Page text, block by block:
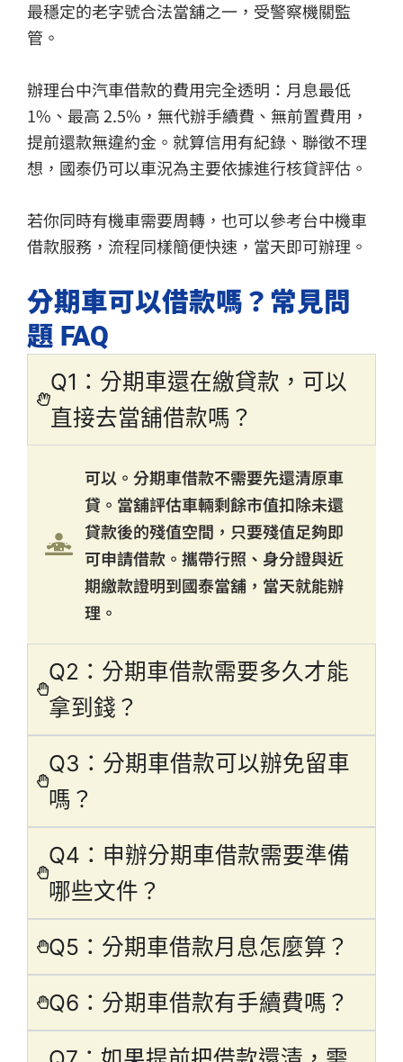
最穩定的老字號合法當舖之一，受警察機關監
管。
辦理台中汽車借款的費用完全透明：月息最低
1%、最高 2.5%，無代辦手續費、無前置費用，
提前還款無違約金。就算信用有紀錄、聯徵不理
想，國泰仍可以車況為主要依據進行核貸評估。
若你同時有機車需要周轉，也可以參考台中機車
借款服務，流程同樣簡便快速，當天即可辦理。
分期車可以借款嗎？常見問
題 FAQ
Q1：分期車還在繳貸款，可以
直接去當舖借款嗎？
可以。分期車借款不需要先還清原車
貸。當舖評估車輛剩餘市值扣除未還
貸款後的殘值空間，只要殘值足夠即
可申請借款。攜帶行照、身分證與近
期繳款證明到國泰當舖，當天就能辦
理。
Q2：分期車借款需要多久才能
拿到錢？
Q3：分期車借款可以辦免留車
嗎？
Q4：申辦分期車借款需要準備
哪些文件？
Q5：分期車借款月息怎麼算？
Q6：分期車借款有手續費嗎？